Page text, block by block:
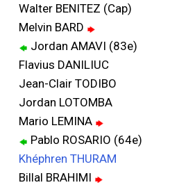
Walter BENITEZ (Cap)
Melvin BARD
Jordan AMAVI (83e)
Flavius DANILIUC
Jean-Clair TODIBO
Jordan LOTOMBA
Mario LEMINA
Pablo ROSARIO (64e)
Khéphren THURAM
Billal BRAHIMI